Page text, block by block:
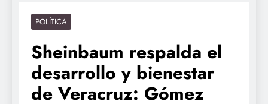
POLÍTICA
Sheinbaum respalda el
desarrollo y bienestar
de Veracruz: Gómez